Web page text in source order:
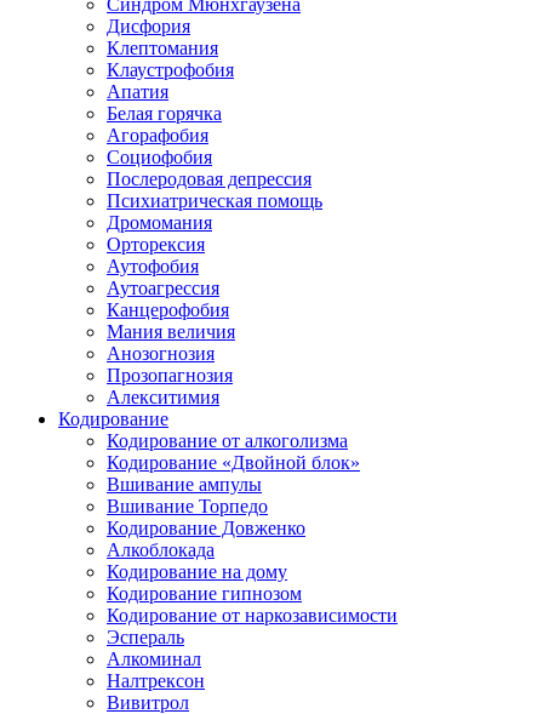
Синдром Мюнхгаузена
Дисфория
Клептомания
Клаустрофобия
Апатия
Белая горячка
Агорафобия
Социофобия
Послеродовая депрессия
Психиатрическая помощь
Дромомания
Орторексия
Аутофобия
Аутоагрессия
Канцерофобия
Мания величия
Анозогнозия
Прозопагнозия
Алекситимия
Кодирование
Кодирование от алкоголизма
Кодирование «Двойной блок»
Вшивание ампулы
Вшивание Торпедо
Кодирование Довженко
Алкоблокада
Кодирование на дому
Кодирование гипнозом
Кодирование от наркозависимости
Эспераль
Алкоминал
Налтрексон
Вивитрол